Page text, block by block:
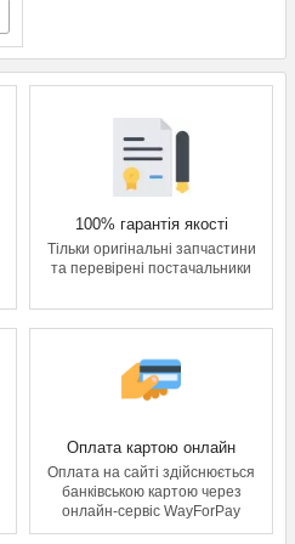
100% гарантія якості
Тільки оригінальні запчастини
та перевірені постачальники
Оплата картою онлайн
Оплата на сайті здійснюється
банківською картою через
онлайн-сервіс WayForPay